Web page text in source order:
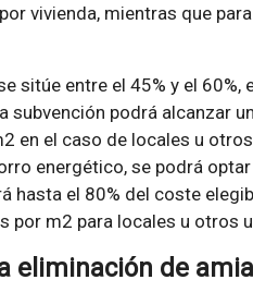
vivienda, mientras que
sitúe entre el 45% y el 60%,
subvención podrá alcanzar
en el caso de locales u
energético, se podrá
hasta el 80% del coste
por m2 para locales u otros
eliminación de